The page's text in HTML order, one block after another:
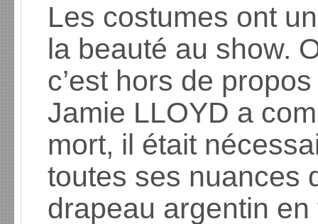
Les costumes ont
la beauté au show.
c’est hors de
Jamie LLOYD a
mort, il était
toutes ses nuances
drapeau argentin